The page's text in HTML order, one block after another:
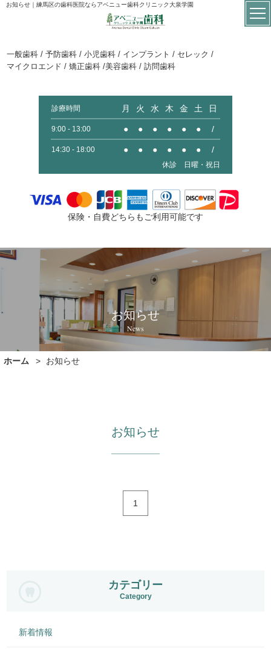
お知らせ｜練馬区の歯科医院ならアベニュー歯科クリニック大泉学園
一般歯科 / 予防歯科 / 小児歯科 / インプラント / セレック /
マイクロエンド / 矯正歯科 /美容歯科 / 訪問歯科
診療時間 月 火 水 木 金 土 日
9:00 - 13:00 ● ● ● ● ● ● /
14:30 - 18:00 ● ● ● ● ● ● /
休診 日曜・祝日
保険・自費どちらもご利用可能です
お知らせ
News
ホーム お知らせ
お知らせ
1
カテゴリー
Category
新着情報